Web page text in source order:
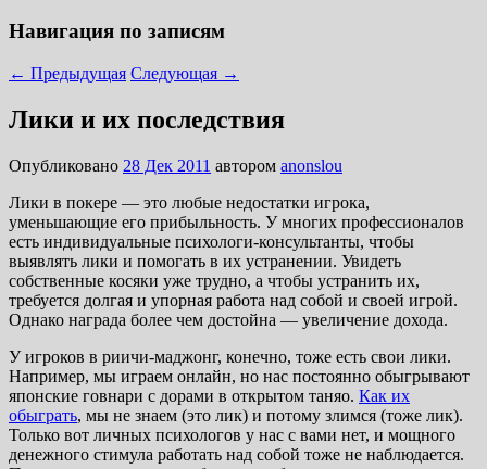
Навигация по записям
← Предыдущая Следующая →
Лики и их последствия
Опубликовано 28 Дек 2011 автором anonslou
Лики в покере — это любые недостатки игрока,
уменьшающие его прибыльность. У многих профессионалов
есть индивидуальные психологи-консультанты, чтобы
выявлять лики и помогать в их устранении. Увидеть
собственные косяки уже трудно, а чтобы устранить их,
требуется долгая и упорная работа над собой и своей игрой.
Однако награда более чем достойна — увеличение дохода.
У игроков в риичи-маджонг, конечно, тоже есть свои лики.
Например, мы играем онлайн, но нас постоянно обыгрывают
японские говнари с дорами в открытом таняо. Как их
обыграть, мы не знаем (это лик) и потому злимся (тоже лик).
Только вот личных психологов у нас с вами нет, и мощного
денежного стимула работать над собой тоже не наблюдается.